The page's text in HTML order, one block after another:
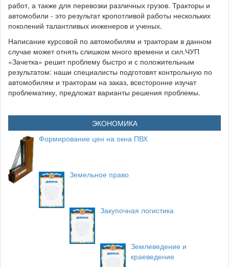
работ, а также для перевозки различных грузов. Тракторы и
автомобили - это результат кропотливой работы нескольких
поколений талантливых инженеров и ученых.
Написание курсовой по автомобилям и тракторам в данном
случае может отнять слишком много времени и сил.ЧУП
«Зачетка» решит проблему быстро и с положительным
результатом: наши специалисты подготовят контрольную по
автомобилям и тракторам на заказ, всесторонне изучат
проблематику, предложат варианты решения проблемы.
ЭКОНОМИКА
Формирование цен на окна ПВХ
Земельное право
Закупочная логистика
Землеведение и
краеведение